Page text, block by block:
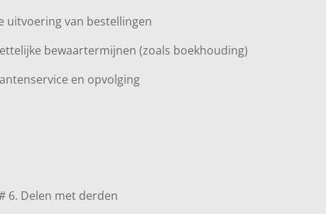
uitvoering van bestellingen
bewaartermijnen (zoals boekhouding)
en opvolging
6. Delen met derden